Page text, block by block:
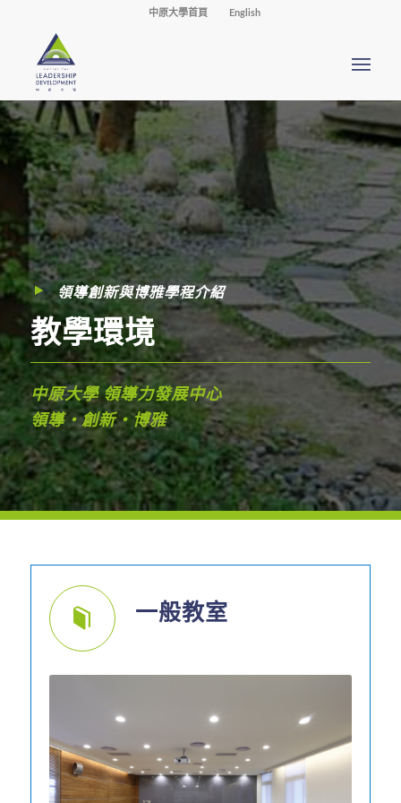
中原大學首頁 English
領導創新與博雅學程介紹
教學環境
中原大學 領導力發展中心
領導・創新・博雅
一般教室